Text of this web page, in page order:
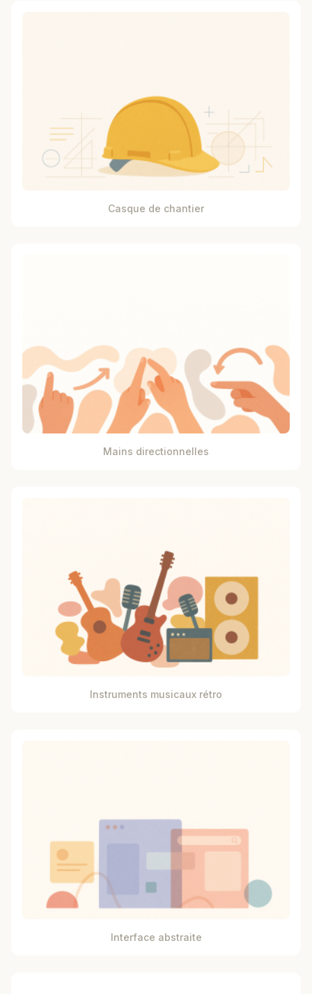
Casque de chantier
Mains directionnelles
Instruments musicaux rétro
Interface abstraite